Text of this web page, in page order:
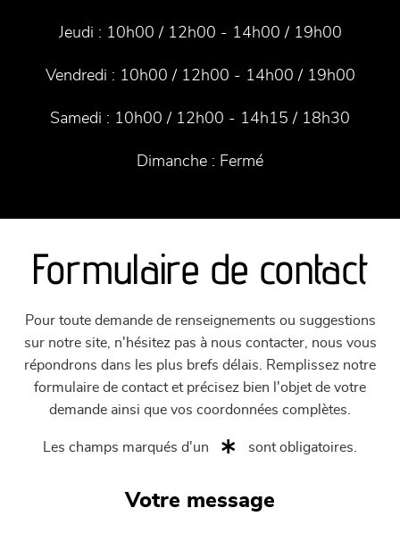
Jeudi : 10h00 / 12h00 - 14h00 / 19h00
Vendredi : 10h00 / 12h00 - 14h00 / 19h00
Samedi : 10h00 / 12h00 - 14h15 / 18h30
Dimanche : Fermé
Formulaire de contact
Pour toute demande de renseignements ou suggestions
sur notre site, n'hésitez pas à nous contacter, nous vous
répondrons dans les plus brefs délais. Remplissez notre
formulaire de contact et précisez bien l'objet de votre
demande ainsi que vos coordonnées complètes.
Les champs marqués d'un sont obligatoires.
Votre message